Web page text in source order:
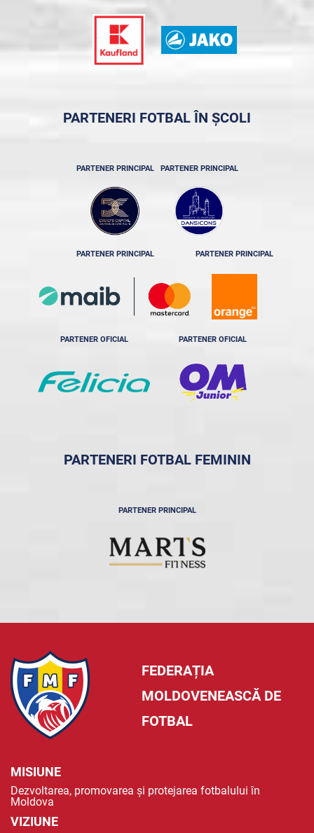
PARTENERI FOTBAL ÎN ȘCOLI
PARTENER PRINCIPAL PARTENER PRINCIPAL
PARTENER PRINCIPAL PARTENER PRINCIPAL
PARTENER OFICIAL PARTENER OFICIAL
PARTENERI FOTBAL FEMININ
PARTENER PRINCIPAL
FEDERAȚIA
MOLDOVENEASCĂ DE
FOTBAL
MISIUNE
Dezvoltarea, promovarea și protejarea fotbalului în
Moldova
VIZIUNE